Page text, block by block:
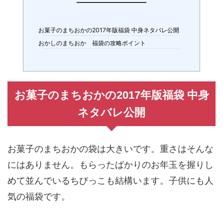
お菓子のまちおかの2017年版福袋 中身ネタバレ公開
おかしのまちおか 福袋の攻略ポイント
お菓子のまちおかの2017年版福袋 中身
ネタバレ公開
お菓子のまちおかの袋は大きいです。重さはそんな
にはありません。もらったばかりのお年玉を握りし
めて並んでいるちびっこも結構います。子供にも人
気の福袋です。